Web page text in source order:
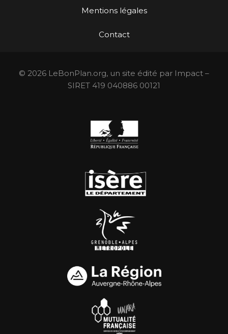
Mentions légales
Contact
© 2026 LeBonPlan.org, un site édité par Impact –
SIRET 419 040886 00121